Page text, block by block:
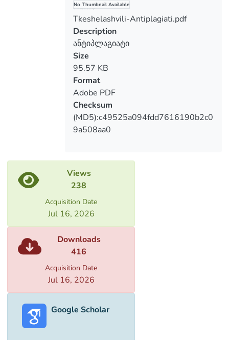
No Thumbnail Available
Name
Tkeshelashvili-Antiplagiati.pdf
Description
ანტიპლაგიატი
Size
95.57 KB
Format
Adobe PDF
Checksum
(MD5):c49525a094fdd7616190b2c0
9a508aa0
Views
238
Acquisition Date
Jul 16, 2026
Downloads
416
Acquisition Date
Jul 16, 2026
Google Scholar